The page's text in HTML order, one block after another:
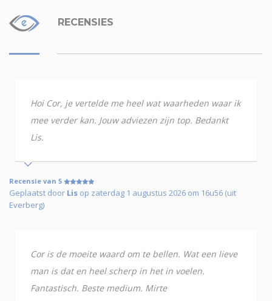
RECENSIES
Hoi Cor, je vertelde me heel wat waarheden waar ik
mee verder kan. Jouw adviezen zijn top. Bedankt
Lis.
Recensie van 5
Geplaatst door Lis op zaterdag 1 augustus 2026 om 16u56 (uit
Everberg)
Cor is de moeite waard om te bellen. Wat een lieve
man is dat en heel scherp in het in voelen.
Fantastisch. Beste medium. Mirte